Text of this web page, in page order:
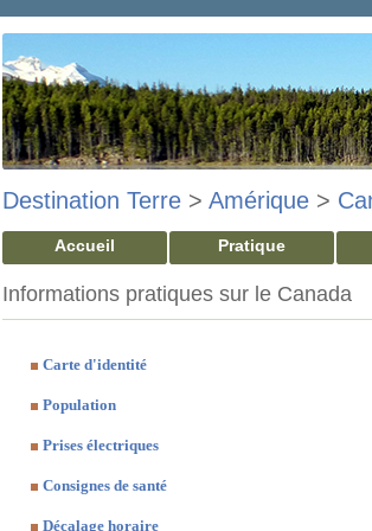
Destination Terre > Amérique >
Accueil Pratique
Informations pratiques sur le Canada
Carte d'identité
Population
Prises électriques
Consignes de santé
Décalage horaire